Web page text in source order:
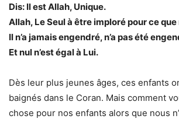
Dis: Il est Allah, Unique.
Allah, Le Seul à être imploré pour ce
Il n’a jamais engendré, n’a pas été
Et nul n’est égal à Lui.
Dès leur plus jeunes âges, ces enfants
baignés dans le Coran. Mais comment
chose pour nos enfants alors que nous